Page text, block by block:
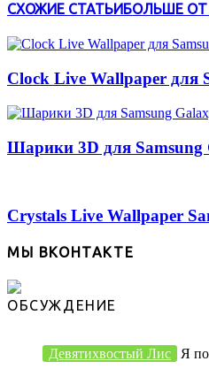
СХОЖИЕ СТАТЬИБОЛЬШЕ ОТ
Clock Live Wallpaper для
Шарики 3D для Samsung
Crystals Live Wallpaper
МЫ ВКОНТАКТЕ
ОБСУЖДЕНИЕ
Девятихвостый Лис
Я